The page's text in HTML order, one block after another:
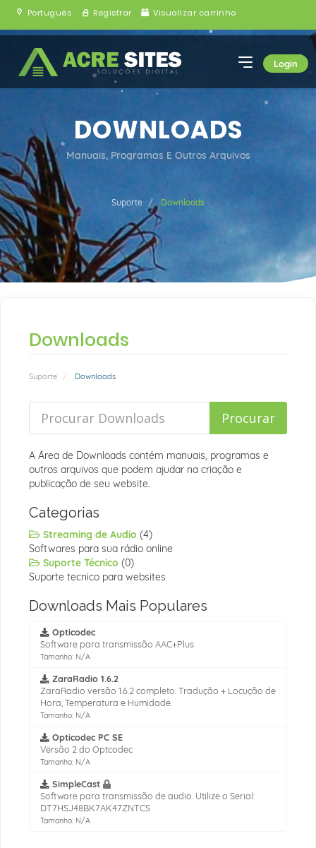
Português Registrar Visualizar carrinho
Login
DOWNLOADS
Manuais, Programas E Outros Arquivos
Suporte Downloads
Downloads
Suporte Downloads
A Área de Downloads contém manuais, programas e
outros arquivos que podem ajudar na criação e
publicação de seu website.
Categorias
Streaming de Audio (4)
Softwares para sua rádio online
Suporte Técnico (0)
Suporte tecnico para websites
Downloads Mais Populares
Opticodec
Software para transmissão AAC+Plus
Tamanho: N/A
ZaraRadio 1.6.2
ZaraRadio versão 1.6.2 completo. Tradução + Locução de
Hora, Temperatura e Humidade.
Tamanho: N/A
Opticodec PC SE
Versão 2 do Optcodec
Tamanho: N/A
SimpleCast
Software para transmissão de audio. Utilize o Serial:
DT7HSJ48BK7AK47ZNTCS
Tamanho: N/A